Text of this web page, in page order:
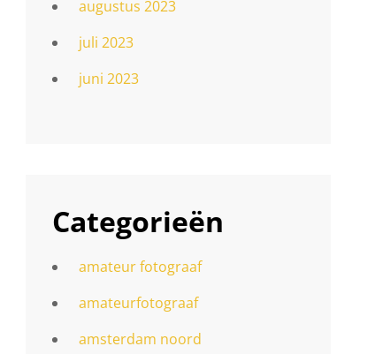
augustus 2023
juli 2023
juni 2023
Categorieën
amateur fotograaf
amateurfotograaf
amsterdam noord